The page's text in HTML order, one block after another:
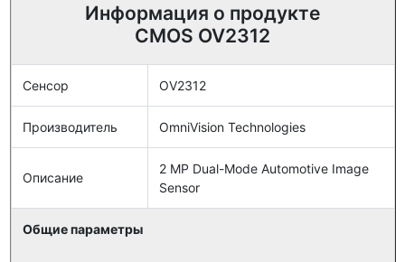
Информация о продукте
CMOS OV2312
Сенсор OV2312
Производитель OmniVision Technologies
Описание
2 MP Dual-Mode Automotive Image
Sensor
Общие параметры